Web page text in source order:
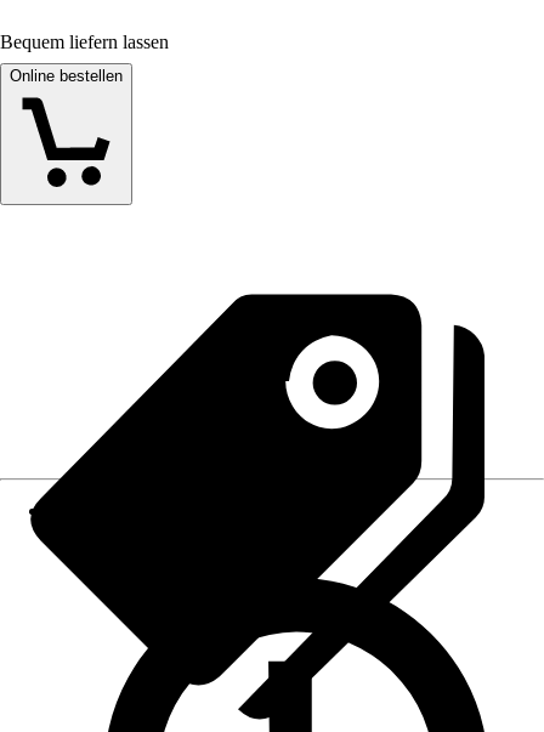
Bequem liefern lassen
Online bestellen